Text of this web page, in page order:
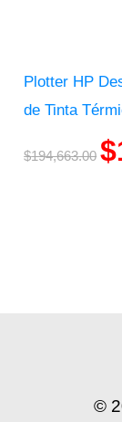
Plotter HP
de Tinta
$194,663.00 $
©